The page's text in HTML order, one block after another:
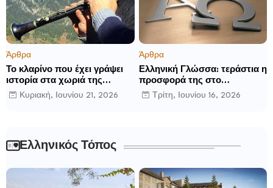
Άρθρα
Το κλαρίνο που έχει γράψει
ιστορία στα χωριά της
Ρούμελης
Κυριακή, Ιουνίου 21, 2026
Άρθρα
Ελληνική Γλώσσα: τεράστια η
προσφορά της στο
παγκόσμιο γίγνεσθαι.
Τρίτη, Ιουνίου 16, 2026
Ελληνικός Τόπος